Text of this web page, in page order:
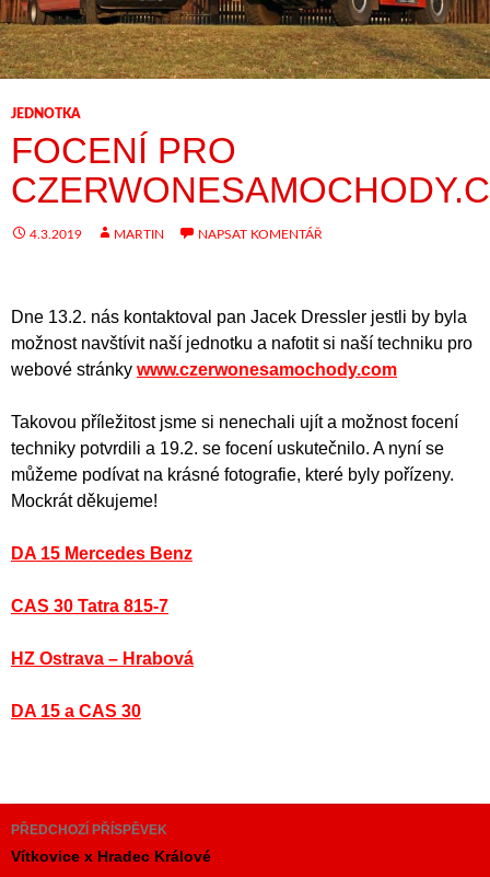
JEDNOTKA
FOCENÍ PRO
4.3.2019 MARTIN NAPSAT KOMENTÁŘ
Dne 13.2. nás kontaktoval pan Jacek Dressler jestli by byla
možnost navštívit naší jednotku a nafotit si naší techniku pro
webové stránky www.czerwonesamochody.com
Takovou příležitost jsme si nenechali ujít a možnost focení
techniky potvrdili a 19.2. se focení uskutečnilo. A nyní se
můžeme podívat na krásné fotografie, které byly pořízeny.
Mockrát děkujeme!
DA 15 Mercedes Benz
CAS 30 Tatra 815-7
HZ Ostrava – Hrabová
DA 15 a CAS 30
Navigace
pro
PŘEDCHOZÍ PŘÍSPĚVEK
Vítkovice x Hradec Králové